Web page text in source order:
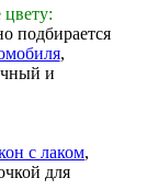
цвету:
подбирается
,
и
с лаком,
для